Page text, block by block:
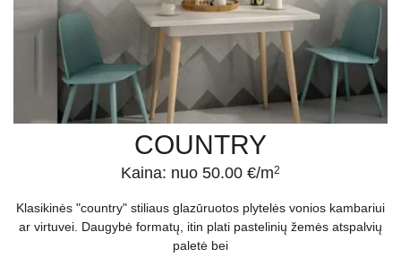
COUNTRY
Kaina: nuo 50.00 €/m2
Klasikinės "country" stiliaus glazūruotos plytelės vonios kambariui
ar virtuvei. Daugybė formatų, itin plati pastelinių žemės atspalvių
paletė bei